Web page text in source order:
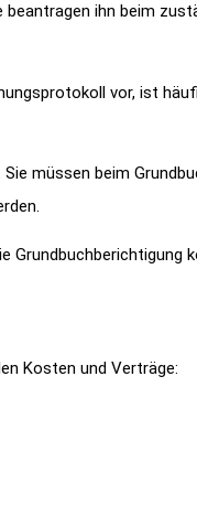
beantragen ihn beim
vor, ist
müssen beim
Grundbuchberichtigung
Kosten und Verträge: